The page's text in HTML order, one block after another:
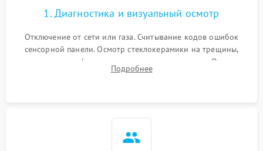
1. Диагностика и визуальный осмотр
Отключение от сети или газа. Считывание кодов ошибок
сенсорной панели. Осмотр стеклокерамики на трещины,
проверка конфорок на равномерность нагрева. Опрос
клиента о симптомах (не включается, не видит посуду,
Подробнее